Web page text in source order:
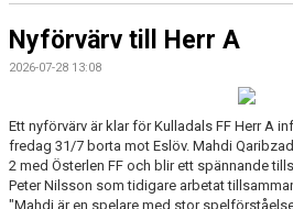
Nyförvärv till Herr A
2026-07-28 13:08
Ett nyförvärv är klar för Kulladals FF Herr A
fredag 31/7 borta mot Eslöv. Mahdi
2 med Österlen FF och blir ett spännande
Peter Nilsson som tidigare arbetat
"Mahdi är en spelare med stor